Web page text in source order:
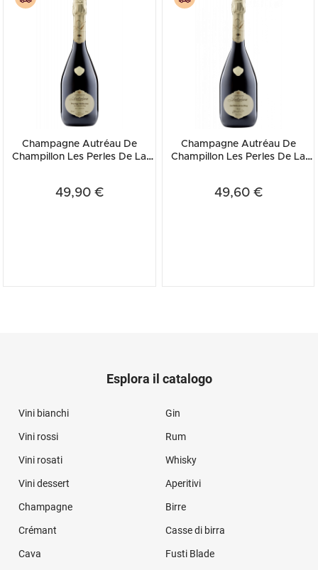
Champagne Autréau De
Champillon Les Perles De La
49,90 €
Champagne Autréau De
Champillon Les Perles De La
49,60 €
Esplora il catalogo
Vini bianchi Gin
Vini rossi Rum
Vini rosati Whisky
Vini dessert Aperitivi
Champagne Birre
Crémant Casse di birra
Cava Fusti Blade